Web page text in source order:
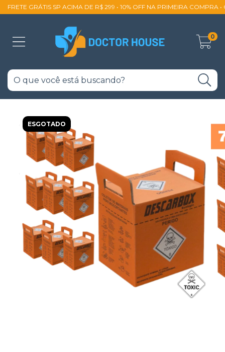
FRETE GRÁTIS SP ACIMA DE R$ 299 • 10% OFF NA PRIMEIRA COMPRA
0
ESGOTADO